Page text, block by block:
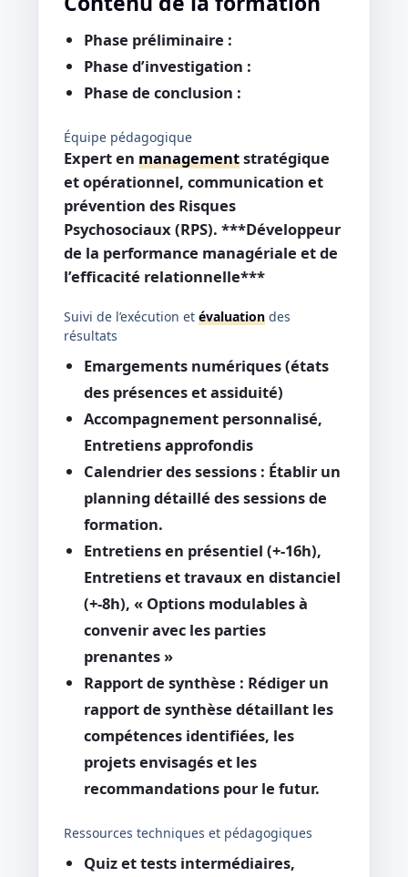
Phase préliminaire :
Phase d’investigation :
Phase de conclusion :
Équipe pédagogique
Expert en managementstratégique
et opérationnel, communication et
prévention des Risques
Psychosociaux (RPS). ***Développeur
de la performance managériale et de
l’efficacité relationnelle***
Suivi de l’exécution et évaluationdes
résultats
Emargements numériques (états
des présences et assiduité)
Accompagnement personnalisé,
Entretiens approfondis
Calendrier des sessions : Établir un
planning détaillé des sessions de
formation.
Entretiens en présentiel (+-16h),
Entretiens et travaux en distanciel
(+-8h), « Options modulables à
convenir avec les parties
prenantes »
Rapport de synthèse : Rédiger un
rapport de synthèse détaillant les
compétences identifiées, les
projets envisagés et les
recommandations pour le futur.
Ressources techniques et pédagogiques
Quiz et tests intermédiaires,